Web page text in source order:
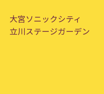
大宮ソニックシティ
立川ステージガーデン